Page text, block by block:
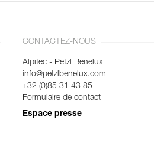
CONTACTEZ-NOUS
Alpitec - Petzl Benelux
info@petzlbenelux.com
+32 (0)85 31 43 85
Formulaire de contact
Espace presse